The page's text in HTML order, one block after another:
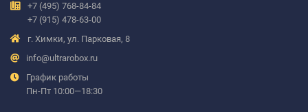
+7 (495) 768-84-84
+7 (915) 478-63-00
г. Химки, ул. Парковая, 8
info@ultrarobox.ru
График работы
Пн-Пт 10:00—18:30